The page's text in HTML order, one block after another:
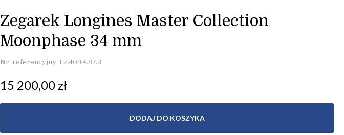
Zegarek Longines Master Collection
Moonphase 34 mm
Nr. referencyjny: L2.409.4.87.2
15 200,00 zł
DODAJ DO KOSZYKA